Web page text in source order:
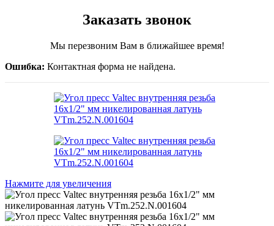
Заказать звонок
Мы перезвоним Вам в ближайшее время!
Ошибка: Контактная форма не найдена.
Нажмите для увеличения